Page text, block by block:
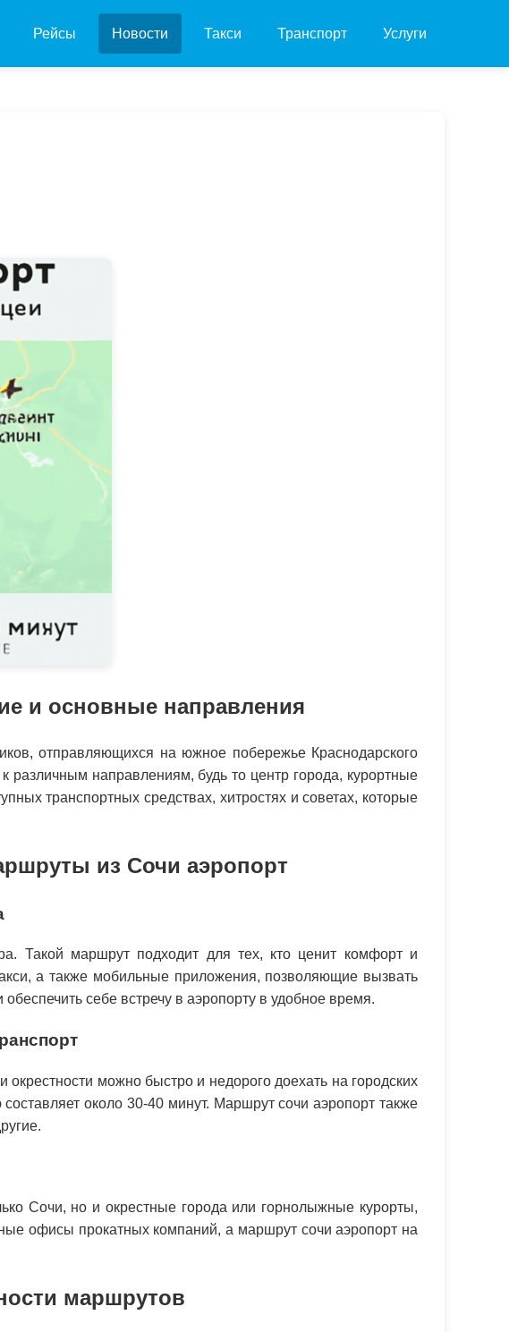
Рейсы Новости Такси Транспорт Услуги
и основные направления
отправляющихся на южное побережье Краснодарского
направлениям, будь то центр города, курортные
транспортных средствах, хитростях и советах, которые
из Сочи аэропорт
Такой маршрут подходит для тех, кто ценит комфорт и
а также мобильные приложения, позволяющие вызвать
себе встречу в аэропорту в удобное время.
можно быстро и недорого доехать на городских
около 30-40 минут. Маршрут сочи аэропорт также
Сочи, но и окрестные города или горнолыжные курорты,
офисы прокатных компаний, а маршрут сочи аэропорт на
маршрутов